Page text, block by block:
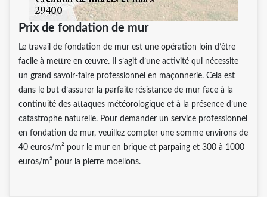
Prix de fondation de mur
Le travail de fondation de mur est une opération loin d’être
facile à mettre en œuvre. Il s’agit d’une activité qui nécessite
un grand savoir-faire professionnel en maçonnerie. Cela est
dans le but d’assurer la parfaite résistance de mur face à la
continuité des attaques météorologique et à la présence d’une
catastrophe naturelle. Pour demander un service professionnel
en fondation de mur, veuillez compter une somme environs de
40 euros/m² pour le mur en brique et parpaing et 300 à 1000
euros/m³ pour la pierre moellons.